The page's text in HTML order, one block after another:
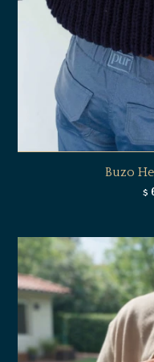
Buzo
$